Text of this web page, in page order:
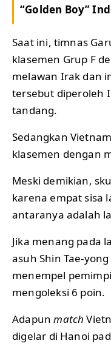
“Golden Boy”
Saat ini, timnas
klasemen Grup F
melawan Irak dan
tersebut diperoleh
tandang.
Sedangkan
klasemen dengan
Meski demikian,
karena empat sisa
antaranya adalah
Jika menang pada
asuh Shin Tae-
menempel
mengoleksi 6 poin.
Adapunmatch
digelar di Hanoi